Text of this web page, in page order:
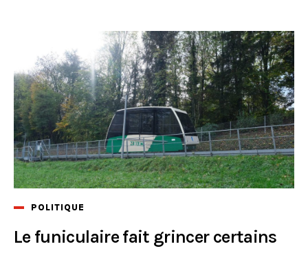
POLITIQUE
Le funiculaire fait grincer certains